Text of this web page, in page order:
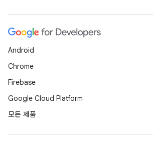
Android
Chrome
Firebase
Google Cloud Platform
모든 제품